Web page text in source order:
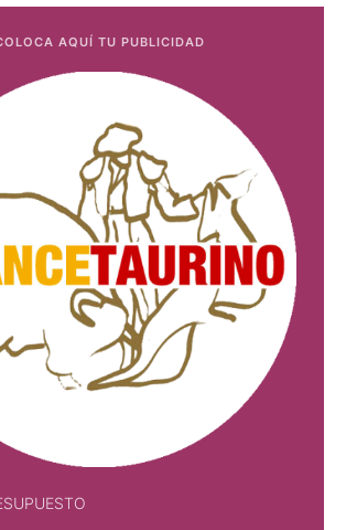
AQUÍ TU PUBLICIDAD